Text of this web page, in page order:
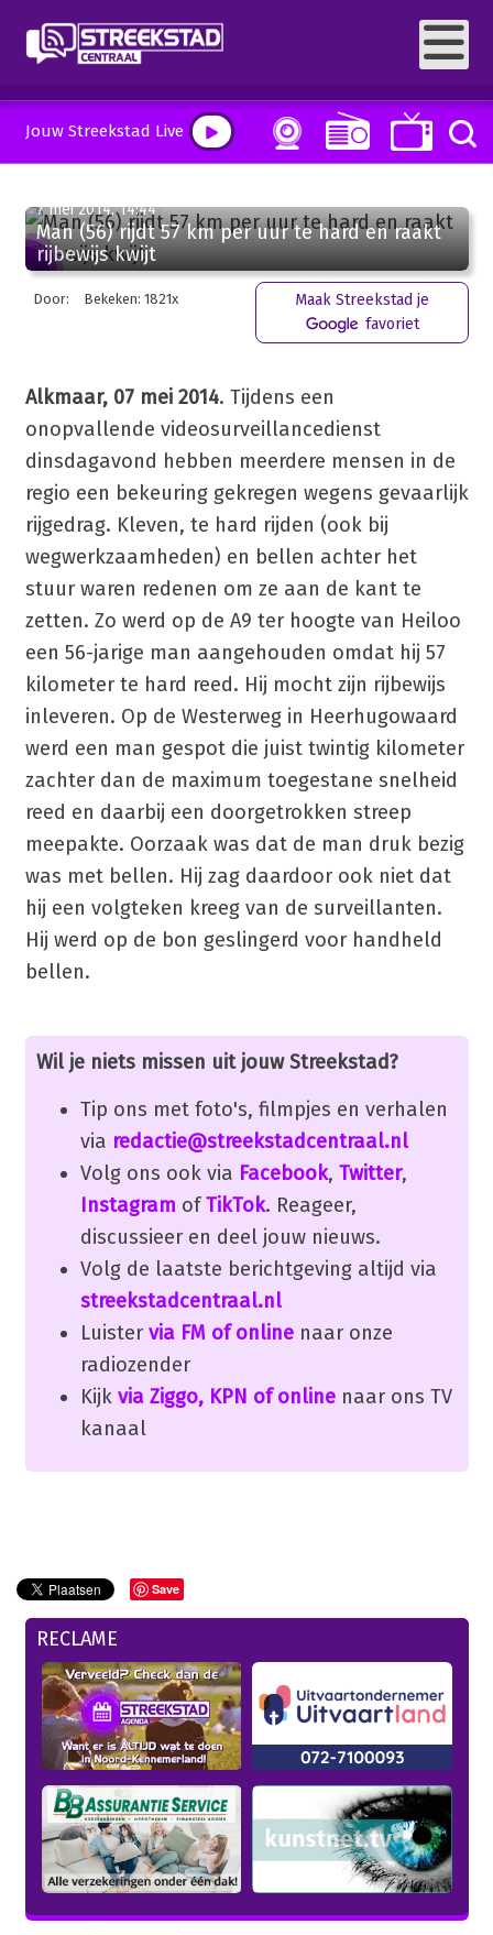
Jouw Streekstad Live
7 mei 2014, 14:44
Man (56) rijdt 57 km per uur te hard en raakt
rijbewijs kwijt
Door: Bekeken: 1821x
Maak Streekstad je
favoriet
Alkmaar, 07 mei 2014. Tijdens een
onopvallende videosurveillancedienst
dinsdagavond hebben meerdere mensen in de
regio een bekeuring gekregen wegens gevaarlijk
rijgedrag. Kleven, te hard rijden (ook bij
wegwerkzaamheden) en bellen achter het
stuur waren redenen om ze aan de kant te
zetten. Zo werd op de A9 ter hoogte van Heiloo
een 56-jarige man aangehouden omdat hij 57
kilometer te hard reed. Hij mocht zijn rijbewijs
inleveren. Op de Westerweg in Heerhugowaard
werd een man gespot die juist twintig kilometer
zachter dan de maximum toegestane snelheid
reed en daarbij een doorgetrokken streep
meepakte. Oorzaak was dat de man druk bezig
was met bellen. Hij zag daardoor ook niet dat
hij een volgteken kreeg van de surveillanten.
Hij werd op de bon geslingerd voor handheld
bellen.
Wil je niets missen uit jouw Streekstad?
Tip ons met foto's, filmpjes en verhalen
via redactie@streekstadcentraal.nl
Volg ons ook via Facebook, Twitter,
Instagram ofTikTok. Reageer,
discussieer en deel jouw nieuws.
Volg de laatste berichtgeving altijd via
streekstadcentraal.nl
Luister via FM of onlinenaar onze
radiozender
Kijk via Ziggo, KPN of onlinenaar ons TV
kanaal
Save
RECLAME